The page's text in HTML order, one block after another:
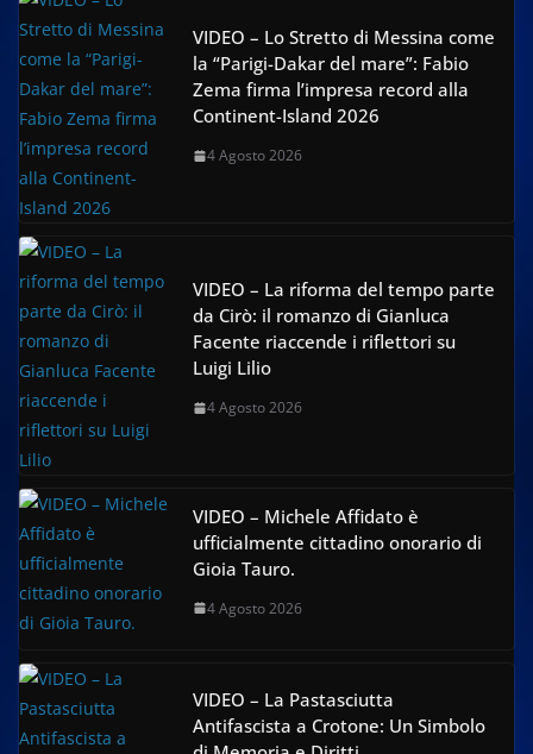
VIDEO – Lo Stretto di Messina come
la “Parigi-Dakar del mare”: Fabio
Zema firma l’impresa record alla
Continent-Island 2026
4 Agosto 2026
VIDEO – La riforma del tempo parte
da Cirò: il romanzo di Gianluca
Facente riaccende i riflettori su
Luigi Lilio
4 Agosto 2026
VIDEO – Michele Affidato è
ufficialmente cittadino onorario di
Gioia Tauro.
4 Agosto 2026
VIDEO – La Pastasciutta
Antifascista a Crotone: Un Simbolo